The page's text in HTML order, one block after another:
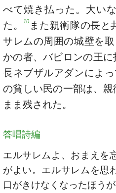
べて焼き払った。大い
た。10 また親衛隊の長と
サレムの周囲の城壁を
かの者、バビロンの王
長ネブザルアダンによ
の貧しい民の一部は、
まま残された。
答唱詩編
エルサレムよ、おまえを
がよい。エルサレムを思
口がきけなくなったほうが